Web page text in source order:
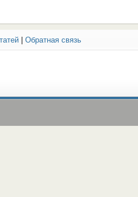
Обратная связь